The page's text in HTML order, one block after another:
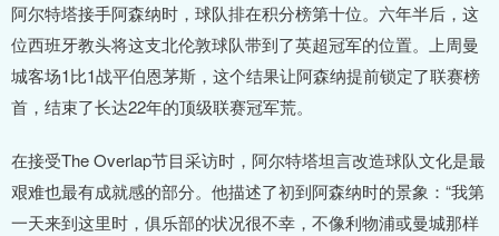
阿尔特塔接手阿森纳时，球队排在积分榜第十位。六年半后，这
位西班牙教头将这支北伦敦球队带到了英超冠军的位置。上周曼
城客场1比1战平伯恩茅斯，这个结果让阿森纳提前锁定了联赛榜
首，结束了长达22年的顶级联赛冠军荒。
在接受The Overlap节目采访时，阿尔特塔坦言改造球队文化是最
艰难也最有成就感的部分。他描述了初到阿森纳时的景象：“我第
一天来到这里时，俱乐部的状况很不幸，不像利物浦或曼城那样